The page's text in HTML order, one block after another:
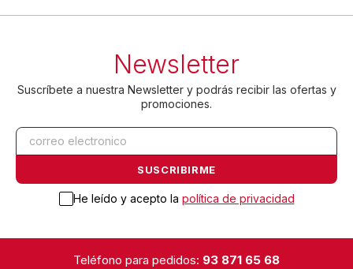
Newsletter
Suscríbete a nuestra Newsletter y podrás recibir las ofertas y
promociones.
He leído y acepto la política de privacidad
Teléfono para pedidos: 93 871 65 68